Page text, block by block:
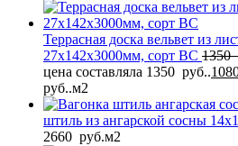
Террасная доска вельвет из
27x142x3000мм, сорт BC 1350
цена составляла 1350 руб..
руб..м2
штиль из ангарской сосны
2660 руб.м2